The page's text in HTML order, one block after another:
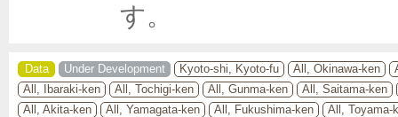
す。
Data Under Development Kyoto-shi, Kyoto-fu All, Okinawa-ken
All, Ibaraki-ken
All, Tochigi-ken All, Gunma-ken
All, Saitama-ken
All, Akita-ken
All, Yamagata-ken All, Fukushima-ken
All, Toyama-